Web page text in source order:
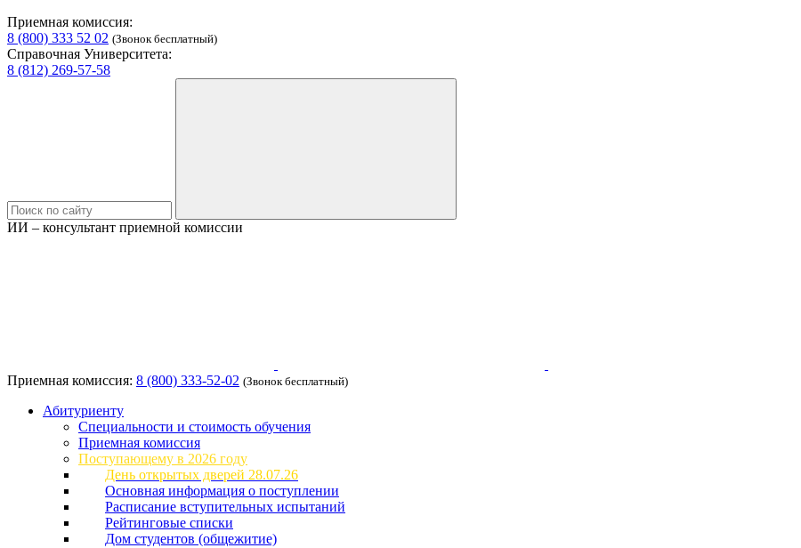
Приемная комиссия:
8 (800) 333 52 02 (Звонок бесплатный)
Справочная Университета:
8 (812) 269-57-58
ИИ – консультант приемной комиссии
Приемная комиссия: 8 (800) 333-52-02 (Звонок бесплатный)
Абитуриенту
Специальности и стоимость обучения
Приемная комиссия
Поступающему в 2026 году
День открытых дверей 28.07.26
Основная информация о поступлении
Расписание вступительных испытаний
Рейтинговые списки
Дом студентов (общежитие)